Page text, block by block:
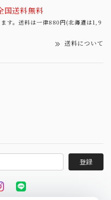
国送料無料
す。送料は一律880円(北海道は1,9
送料について
登録